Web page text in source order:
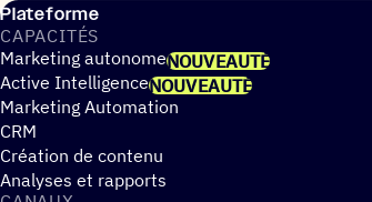
Plateforme
CAPA­CI­TÉS
Marketing autonomeNOUVEAUTÉ
Active IntelligenceNOUVEAUTÉ
Marketing Automation
CRM
Création de contenu
Analyses et rapports